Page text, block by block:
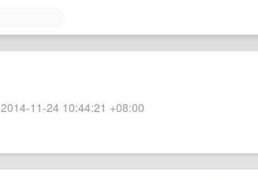
11-24 10:44:21 +08:00